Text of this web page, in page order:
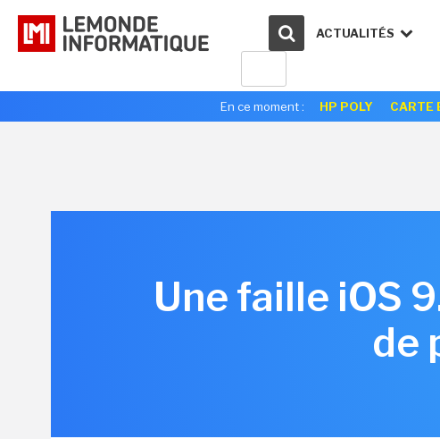
ACTUALITÉS
En ce moment : HP POLY CARTE
Une faille iOS
de